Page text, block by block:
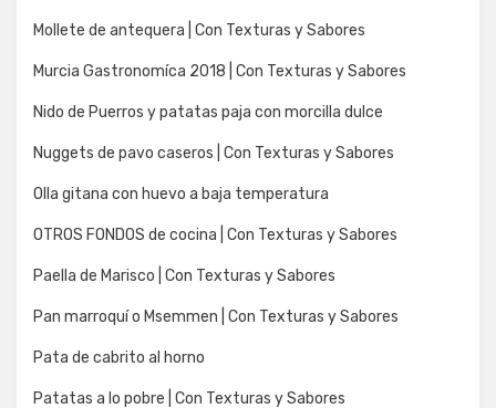
Mollete de antequera | Con Texturas y Sabores
Murcia Gastronomíca 2018 | Con Texturas y Sabores
Nido de Puerros y patatas paja con morcilla dulce
Nuggets de pavo caseros | Con Texturas y Sabores
Olla gitana con huevo a baja temperatura
OTROS FONDOS de cocina | Con Texturas y Sabores
Paella de Marisco | Con Texturas y Sabores
Pan marroquí o Msemmen | Con Texturas y Sabores
Pata de cabrito al horno
Patatas a lo pobre | Con Texturas y Sabores